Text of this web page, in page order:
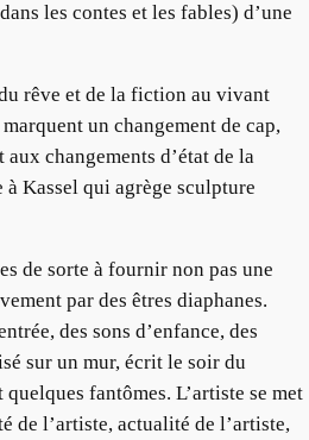
les contes et les fables) d’une
rêve et de la fiction au vivant
un changement de cap,
changements d’état de la
Kassel qui agrège sculpture
de sorte à fournir non pas une
par des êtres diaphanes.
des sons d’enfance, des
sur un mur, écrit le soir du
fantômes. L’artiste se met
de l’artiste, actualité de l’artiste,